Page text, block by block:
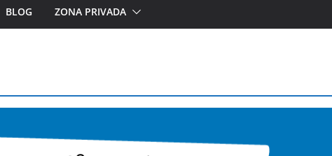
BLOG ZONA PRIVADA